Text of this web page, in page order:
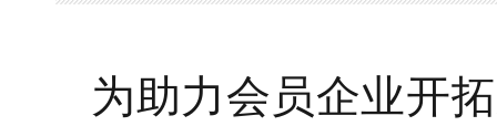
为助力会员企业开